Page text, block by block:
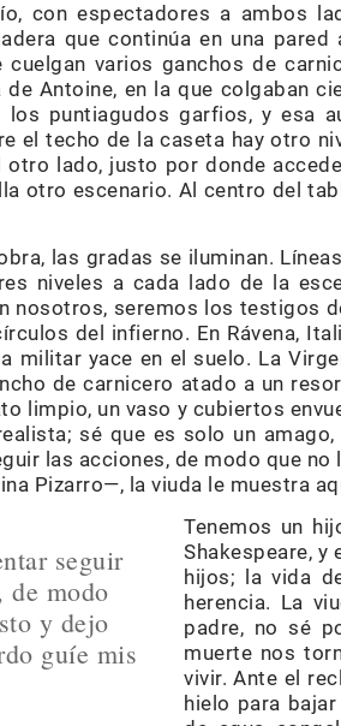
con espectadores a ambos
que continúa en una
cuelgan varios ganchos de
Antoine, en la que colgaban
los puntiagudos garfios, y esa
el techo de la caseta hay otro
otro lado, justo por donde
otro escenario. Al centro del
las gradas se iluminan.
niveles a cada lado de la
nosotros, seremos los testigos
del infierno. En Rávena,
militar yace en el suelo. La
de carnicero atado a un
limpio, un vaso y cubiertos
sé que es solo un
las acciones, de modo que
Pizarro—, la viuda le muestra
seguir
de modo
y dejo
guíe mis
Tenemos un
Shakespeare, y
hijos; la vida
herencia. La
padre, no sé
muerte nos
vivir. Ante el
hielo para